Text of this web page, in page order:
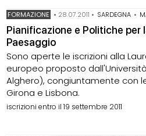
FORMAZIONE • 28.07.2011 • SARDEGNA •
Pianificazione e Politiche per
Paesaggio
Sono aperte le iscrizioni alla
europeo proposto
Alghero), congiuntamente con
Girona e Lisbona.
iscrizioni entro il 19 settembre 2011